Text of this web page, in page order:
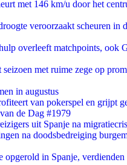
met 146 km/u door het
veroorzaakt scheuren in
overleeft matchpoints, ook
met ruime zege op
in augustus
van pokerspel en grijpt
de Dag #1979
uit Spanje na
na doodsbedreiging
opgerold in Spanje, verdienden